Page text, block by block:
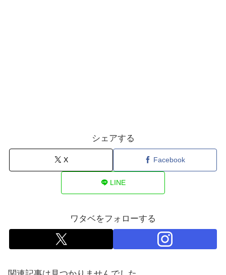
シェアする
X Facebook
LINE
ワタベをフォローする